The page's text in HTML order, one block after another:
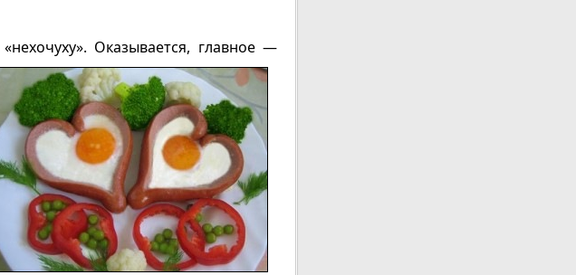
Оказывается, главное —